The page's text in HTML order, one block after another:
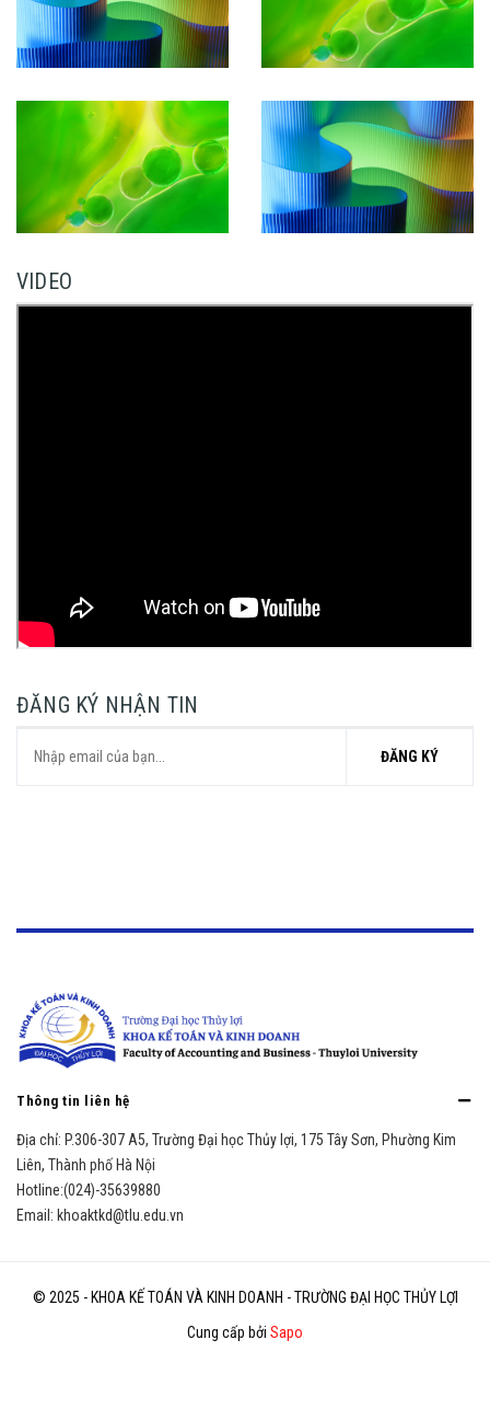
VIDEO
ĐĂNG KÝ NHẬN TIN
ĐĂNG KÝ
Thông tin liên hệ
Địa chỉ: P.306-307 A5, Trường Đại học Thủy lợi, 175 Tây Sơn, Phường Kim
Liên, Thành phố Hà Nội
Hotline:(024)-35639880
Email: khoaktkd@tlu.edu.vn
© 2025 - KHOA KẾ TOÁN VÀ KINH DOANH - TRƯỜNG ĐẠI HỌC THỦY LỢI
Cung cấp bởi Sapo